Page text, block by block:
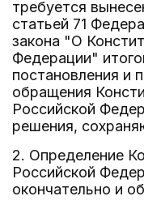
требуется
статьей 71
закона "О
Федерации"
постановления и
обращения
Российской
решения,
2. Определение
Российской
окончательно и